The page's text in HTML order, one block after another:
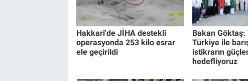
Hakkari'de JİHA destekli
operasyonda 253 kilo esrar
ele geçirildi
Bakan Göktaş:
Türkiye ile
istikrarın
hedefliyoruz